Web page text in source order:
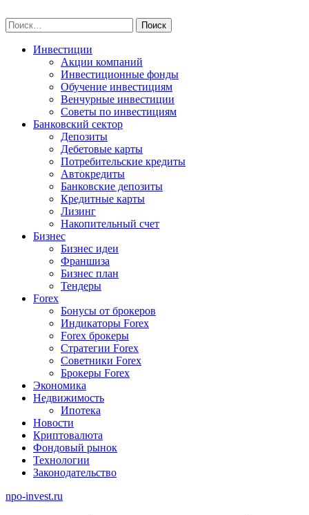
to
content
Найти:
Инвестиции
Акции компаний
Инвестиционные фонды
Обучение инвестициям
Венчурные инвестиции
Советы по инвестициям
Банковский сектор
Депозиты
Дебетовые карты
Потребительские кредиты
Автокредиты
Банковские депозиты
Кредитные карты
Лизинг
Накопительный счет
Бизнес
Бизнес идеи
Франшиза
Бизнес план
Тендеры
Forex
Бонусы от брокеров
Индикаторы Forex
Forex брокеры
Стратегии Forex
Советники Forex
Брокеры Forex
Экономика
Недвижимость
Ипотека
Новости
Криптовалюта
Фондовый рынок
Технологии
Законодательство
npo-invest.ru